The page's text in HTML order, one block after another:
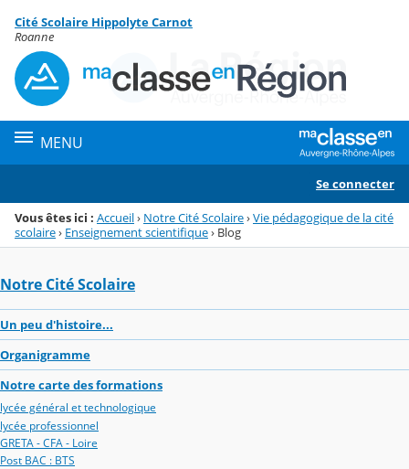
Menu de la rubrique
Contenu
Cité Scolaire Hippolyte Carnot
Roanne
MENU
Se connecter
Vous êtes ici : Accueil› Notre Cité Scolaire›Vie pédagogique de la cité
scolaire› Enseignement scientifique› Blog
Notre Cité Scolaire
Un peu d'histoire...
Organigramme
Notre carte des formations
lycée général et technologique
lycée professionnel
GRETA - CFA - Loire
Post BAC : BTS